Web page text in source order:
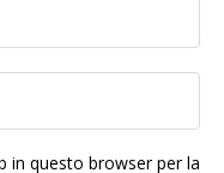
in questo browser per la